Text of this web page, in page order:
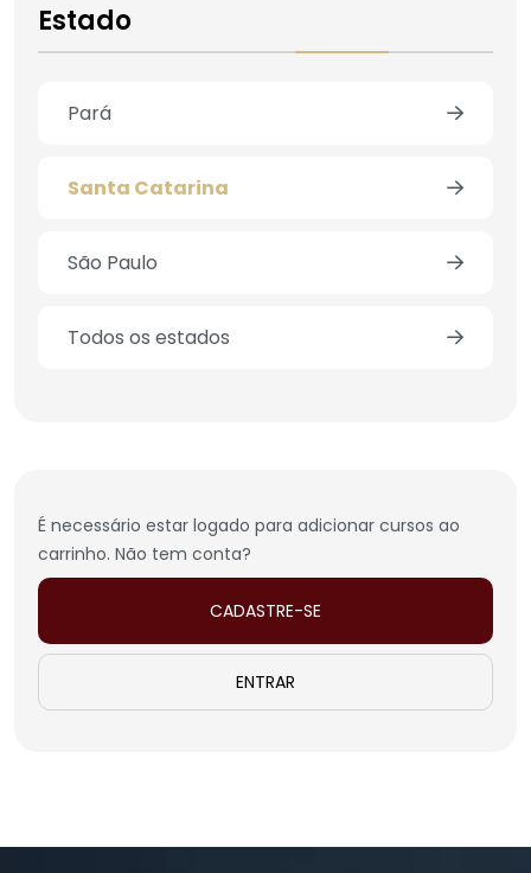
Estado
Pará
Santa Catarina
São Paulo
Todos os estados
É necessário estar logado para adicionar cursos ao
carrinho. Não tem conta?
CADASTRE-SE
ENTRAR